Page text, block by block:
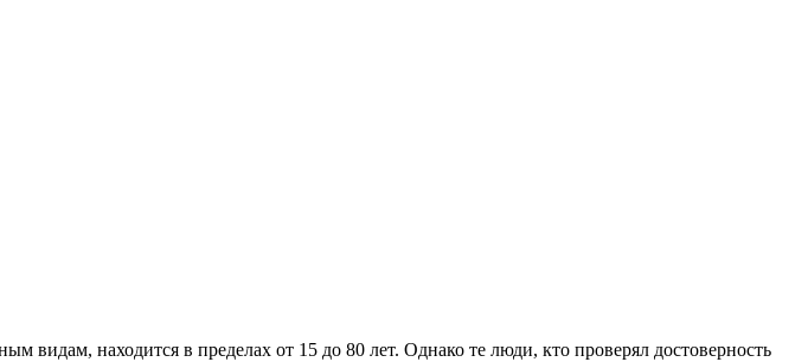
видам, находится в пределах от 15 до 80 лет. Однако те люди, кто проверял достоверность